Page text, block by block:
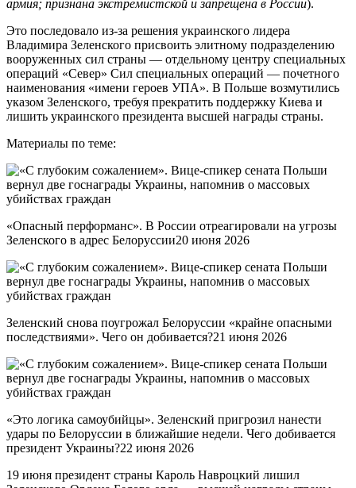
армия; признана экстремистской и запрещена в России).
Это последовало из-за решения украинского лидера
Владимира Зеленского присвоить элитному подразделению
вооруженных сил страны — отдельному центру специальных
операций «Север» Сил специальных операций — почетного
наименования «имени героев УПА». В Польше возмутились
указом Зеленского, требуя прекратить поддержку Киева и
лишить украинского президента высшей награды страны.
Материалы по теме:
«Опасный перформанс». В России отреагировали на угрозы
Зеленского в адрес Белоруссии20 июня 2026
Зеленский снова поугрожал Белоруссии «крайне опасными
последствиями». Чего он добивается?21 июня 2026
«Это логика самоубийцы». Зеленский пригрозил нанести
удары по Белоруссии в ближайшие недели. Чего добивается
президент Украины?22 июня 2026
19 июня президент страны Кароль Навроцкий лишил